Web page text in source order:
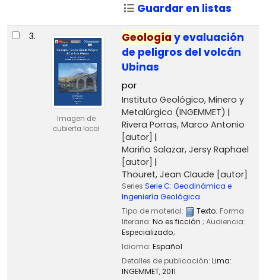
Guardar en listas
3.
Imagen de
cubierta local
Geología y evaluación
de peligros del volcán
Ubinas
por
Instituto Geológico, Minero y
Metalúrgico (INGEMMET)
Rivera Porras, Marco Antonio
[autor]
Mariño Salazar, Jersy Raphael
[autor]
Thouret, Jean Claude [autor]
Series Serie C: Geodinámica e
Ingeniería Geológica
Tipo de material:
Texto; Forma
literaria: No es ficción ; Audiencia:
Especializado;
Idioma: Español
Detalles de publicación: Lima:
INGEMMET,2011